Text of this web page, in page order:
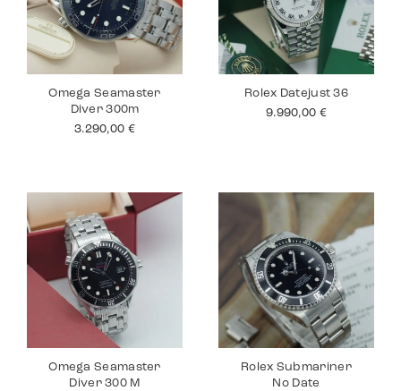
Omega Seamaster
Diver 300m
3.290,00 €
Rolex Datejust 36
9.990,00 €
Omega Seamaster
Diver 300 M
Rolex Submariner
No Date